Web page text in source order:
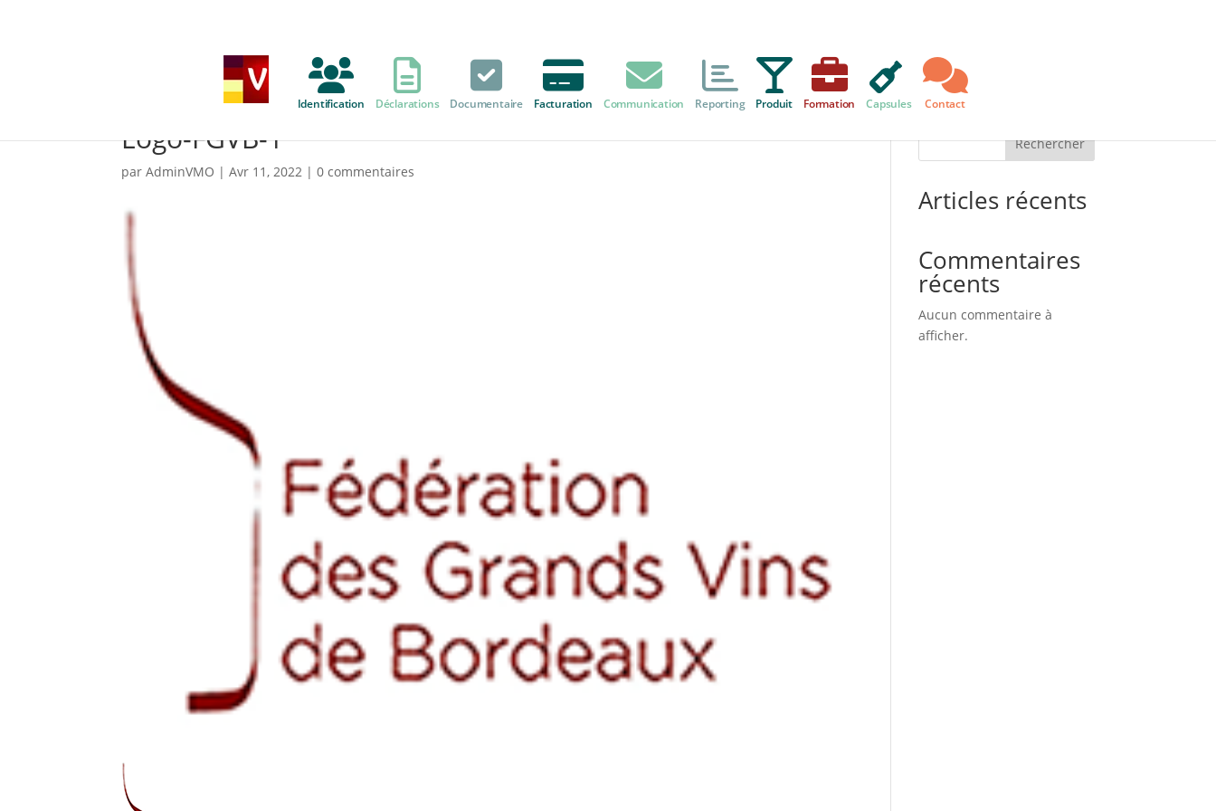
Identification Déclarations Documentaire Facturation Communication Reporting Produit Formation Capsules Contact
Logo-FGVB-1
parAdminVMO |Avr 11, 2022 |0 commentaires
Rechercher
Articles récents
Commentaires
récents
Aucun commentaire à
afficher.